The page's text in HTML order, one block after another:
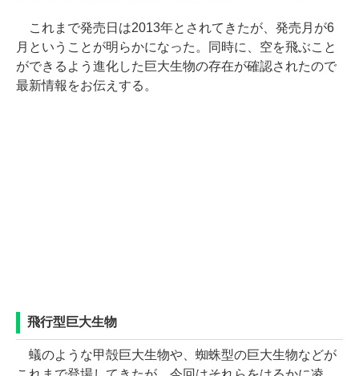
これまで発売日は2013年とされてきたが、発売月が6
月ということが明らかになった。同時に、空を飛ぶこと
ができるよう進化した巨大生物の存在が確認されたので
最新情報をお伝えする。
飛行型巨大生物
蟻のような甲殻巨大生物や、蜘蛛型の巨大生物などが